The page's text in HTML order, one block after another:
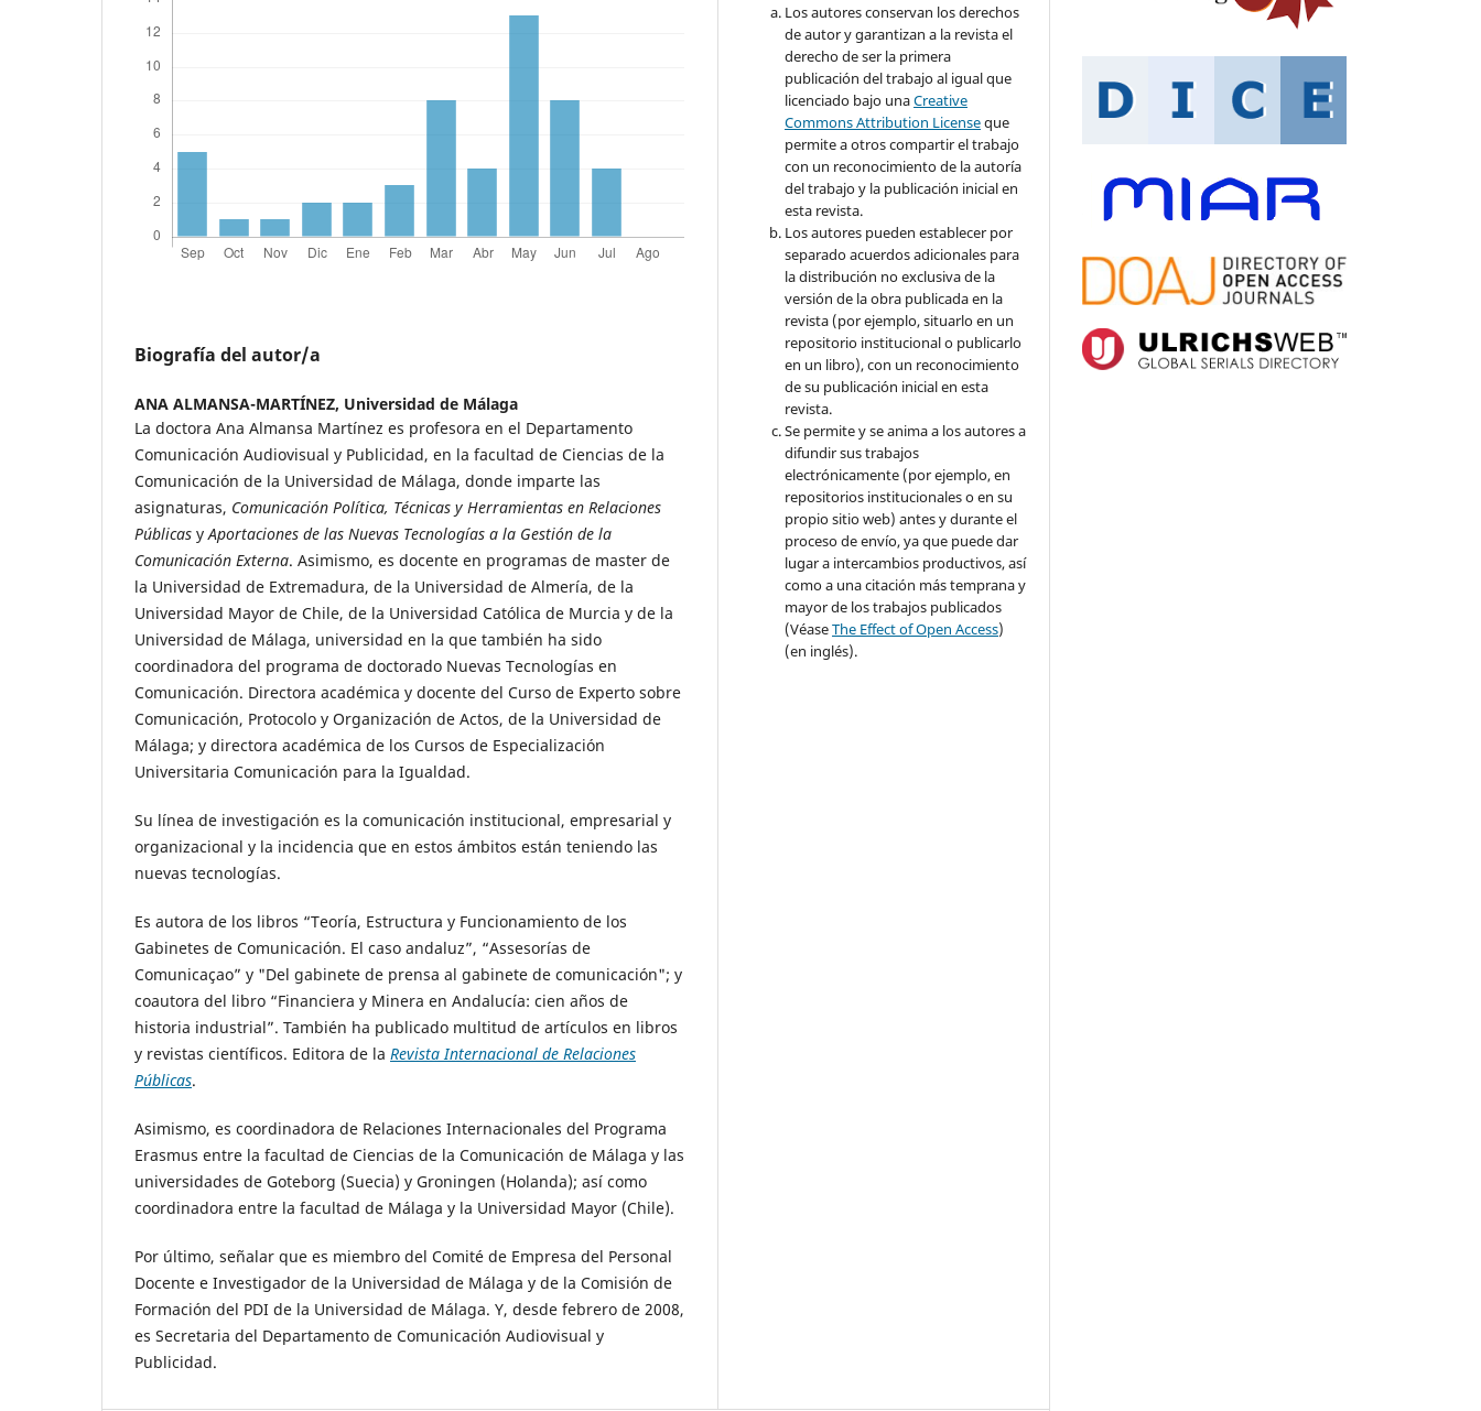
Biografía del autor/a
ANA ALMANSA-MARTÍNEZ, Universidad de Málaga
La doctora Ana Almansa Martínez es profesora en el Departamento
Comunicación Audiovisual y Publicidad, en la facultad de Ciencias de la
Comunicación de la Universidad de Málaga, donde imparte las
asignaturas, Comunicación Política, Técnicas y Herramientas en Relaciones
Públicas yAportaciones de las Nuevas Tecnologías a la Gestión de la
Comunicación Externa. Asimismo, es docente en programas de master de
la Universidad de Extremadura, de la Universidad de Almería, de la
Universidad Mayor de Chile, de la Universidad Católica de Murcia y de la
Universidad de Málaga, universidad en la que también ha sido
coordinadora del programa de doctorado Nuevas Tecnologías en
Comunicación. Directora académica y docente del Curso de Experto sobre
Comunicación, Protocolo y Organización de Actos, de la Universidad de
Málaga; y directora académica de los Cursos de Especialización
Universitaria Comunicación para la Igualdad.
Su línea de investigación es la comunicación institucional, empresarial y
organizacional y la incidencia que en estos ámbitos están teniendo las
nuevas tecnologías.
Es autora de los libros “Teoría, Estructura y Funcionamiento de los
Gabinetes de Comunicación. El caso andaluz”, “Assesorías de
Comunicaçao” y "Del gabinete de prensa al gabinete de comunicación"; y
coautora del libro “Financiera y Minera en Andalucía: cien años de
historia industrial”. También ha publicado multitud de artículos en libros
y revistas científicos. Editora de la Revista Internacional de Relaciones
Públicas.
Asimismo, es coordinadora de Relaciones Internacionales del Programa
Erasmus entre la facultad de Ciencias de la Comunicación de Málaga y las
universidades de Goteborg (Suecia) y Groningen (Holanda); así como
coordinadora entre la facultad de Málaga y la Universidad Mayor (Chile).
Por último, señalar que es miembro del Comité de Empresa del Personal
Docente e Investigador de la Universidad de Málaga y de la Comisión de
Formación del PDI de la Universidad de Málaga. Y, desde febrero de 2008,
es Secretaria del Departamento de Comunicación Audiovisual y
Publicidad.
Los autores conservan los derechos
de autor y garantizan a la revista el
derecho de ser la primera
publicación del trabajo al igual que
licenciado bajo unaCreative
Commons Attribution Licenseque
permite a otros compartir el trabajo
con un reconocimiento de la autoría
del trabajo y la publicación inicial en
esta revista.
Los autores pueden establecer por
separado acuerdos adicionales para
la distribución no exclusiva de la
versión de la obra publicada en la
revista (por ejemplo, situarlo en un
repositorio institucional o publicarlo
en un libro), con un reconocimiento
de su publicación inicial en esta
revista.
Se permite y se anima a los autores a
difundir sus trabajos
electrónicamente (por ejemplo, en
repositorios institucionales o en su
propio sitio web) antes y durante el
proceso de envío, ya que puede dar
lugar a intercambios productivos, así
como a una citación más temprana y
mayor de los trabajos publicados
(VéaseThe Effect of Open Access)
(en inglés).